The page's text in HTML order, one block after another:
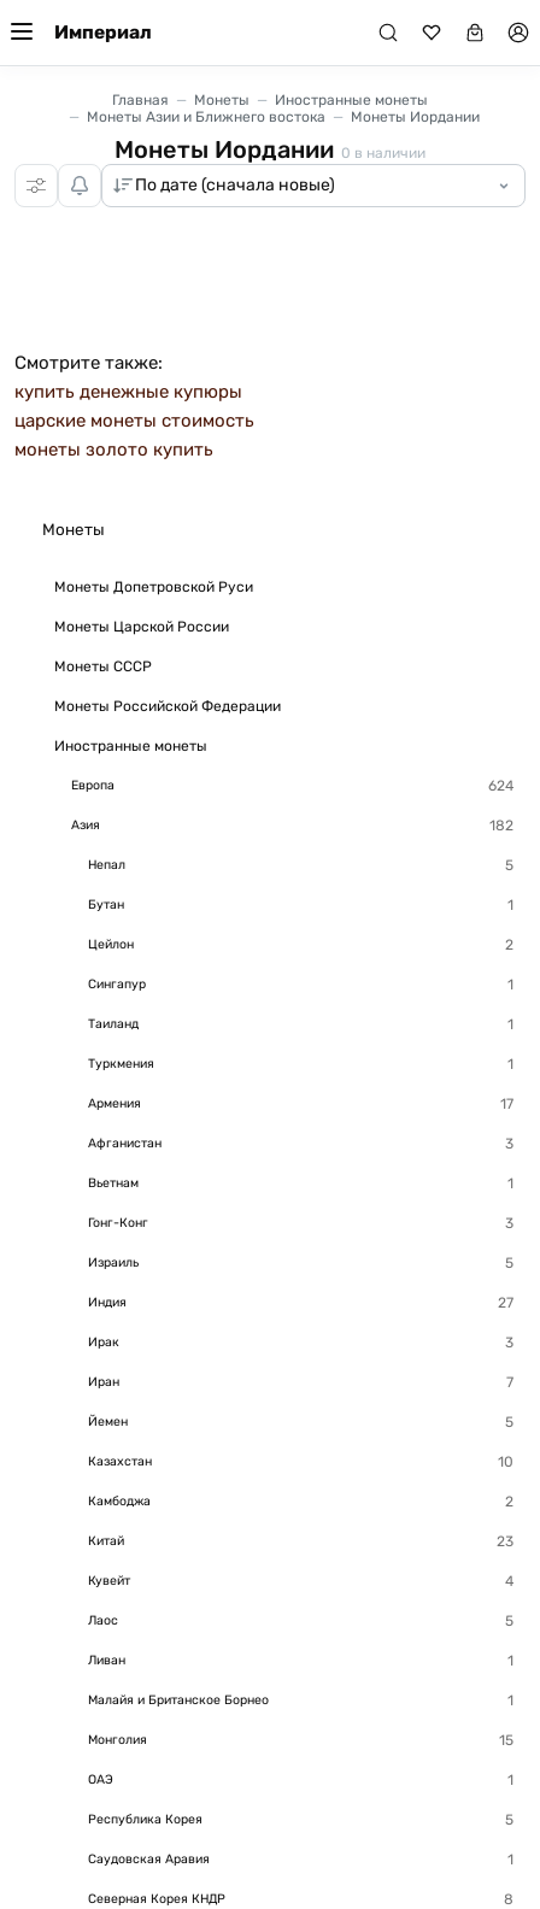
Империал
Монеты
Монеты Допетровской Руси
Монеты Царской России
Монеты СССР
Монеты Российской Федерации
Иностранные монеты
Европа
Азия
Непал
Бутан
Цейлон
Сингапур
Таиланд
Туркмения
Армения
Афганистан
Вьетнам
Гонг-Конг
Израиль
Индия
Ирак
Иран
Йемен
Казахстан
Камбоджа
Китай
Кувейт
Лаос
Ливан
Малайя и Британское Борнео
Монголия
ОАЭ
Республика Корея
Саудовская Аравия
Северная Корея КНДР
Главная Монеты
Иностранные монеты
Монеты Азии и Ближнего востока
Монеты Иордании
Монеты Иордании 0 в наличии
Смотрите также:
купить денежные купюры
царские монеты стоимость
монеты золото купить